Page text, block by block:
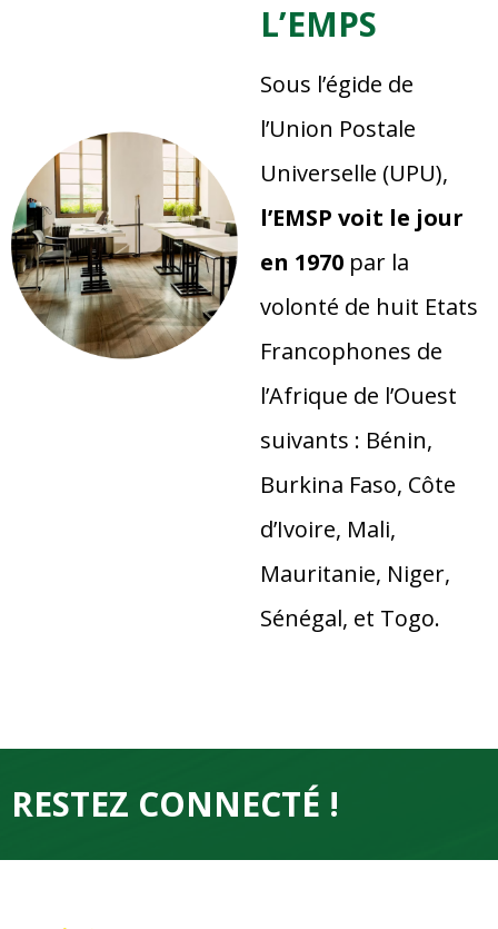
L’EMPS
Sous l’égide de
l’Union Postale
Universelle (UPU),
l’EMSP voit le jour
en 1970 par la
volonté de huit Etats
Francophones de
l’Afrique de l’Ouest
suivants : Bénin,
Burkina Faso, Côte
d’Ivoire, Mali,
Mauritanie, Niger,
Sénégal, et Togo.
RESTEZ CONNECTÉ !